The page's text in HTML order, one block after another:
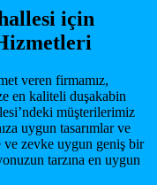
için
veren firmamız,
en kaliteli duşakabin
müşterilerimiz
uygun tasarımlar ve
ve zevke uygun geniş bir
tarzına en uygun